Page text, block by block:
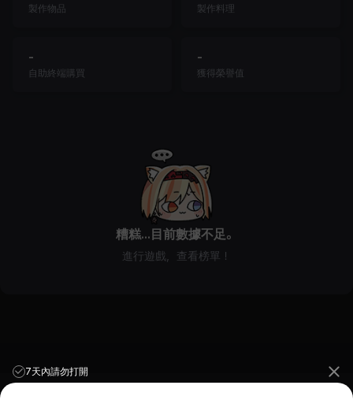
製作物品 製作料理
-
自助終端購買
-
獲得榮譽值
糟糕...目前數據不足。
進行遊戲，查看榜單！
7天內請勿打開